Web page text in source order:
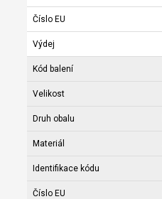
Číslo EU
Výdej
Kód balení
Velikost
Druh obalu
Materiál
Identifikace kódu
Číslo EU